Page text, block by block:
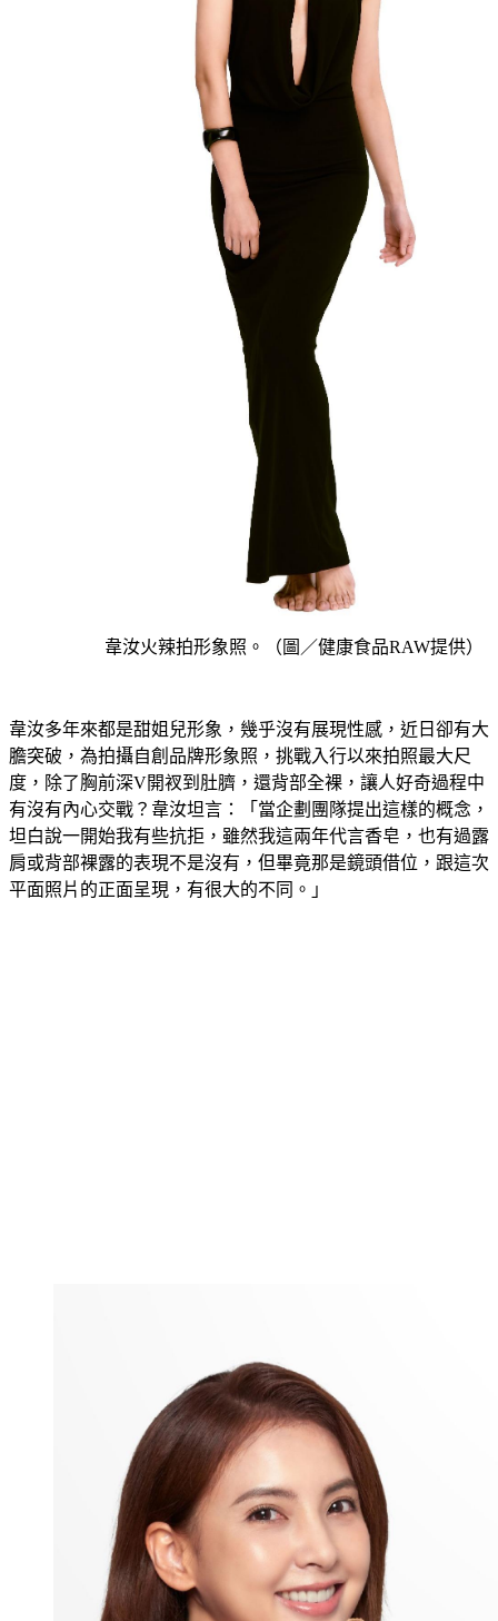
韋汝火辣拍形象照。（圖／健康食品RAW提供）
韋汝多年來都是甜姐兒形象，幾乎沒有展現性感，近日卻有大
膽突破，為拍攝自創品牌形象照，挑戰入行以來拍照最大尺
度，除了胸前深V開衩到肚臍，還背部全裸，讓人好奇過程中
有沒有內心交戰？韋汝坦言：「當企劃團隊提出這樣的概念，
坦白說一開始我有些抗拒，雖然我這兩年代言香皂，也有過露
肩或背部裸露的表現不是沒有，但畢竟那是鏡頭借位，跟這次
平面照片的正面呈現，有很大的不同。」